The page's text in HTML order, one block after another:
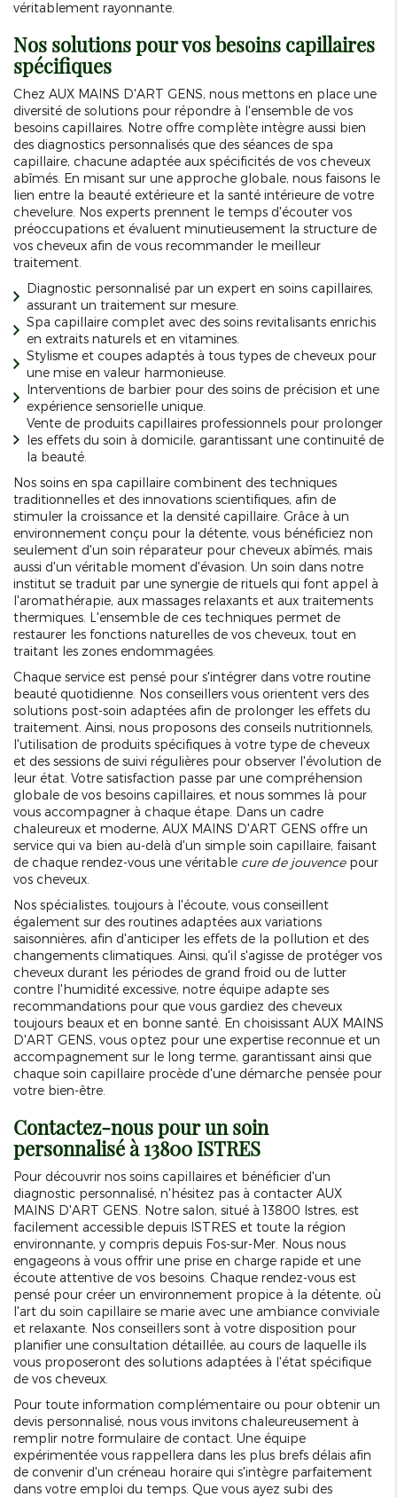
véritablement rayonnante.
Nos solutions pour vos besoins capillaires
spécifiques
Chez AUX MAINS D'ART GENS, nous mettons en place une
diversité de solutions pour répondre à l'ensemble de vos
besoins capillaires. Notre offre complète intègre aussi bien
des diagnostics personnalisés que des séances de spa
capillaire, chacune adaptée aux spécificités de vos cheveux
abîmés. En misant sur une approche globale, nous faisons le
lien entre la beauté extérieure et la santé intérieure de votre
chevelure. Nos experts prennent le temps d'écouter vos
préoccupations et évaluent minutieusement la structure de
vos cheveux afin de vous recommander le meilleur
traitement.
Diagnostic personnalisé par un expert en soins capillaires,
assurant un traitement sur mesure.
Spa capillaire complet avec des soins revitalisants enrichis
en extraits naturels et en vitamines.
Stylisme et coupes adaptés à tous types de cheveux pour
une mise en valeur harmonieuse.
Interventions de barbier pour des soins de précision et une
expérience sensorielle unique.
Vente de produits capillaires professionnels pour prolonger
les effets du soin à domicile, garantissant une continuité de
la beauté.
Nos soins en spa capillaire combinent des techniques
traditionnelles et des innovations scientifiques, afin de
stimuler la croissance et la densité capillaire. Grâce à un
environnement conçu pour la détente, vous bénéficiez non
seulement d'un soin réparateur pour cheveux abîmés, mais
aussi d'un véritable moment d'évasion. Un soin dans notre
institut se traduit par une synergie de rituels qui font appel à
l'aromathérapie, aux massages relaxants et aux traitements
thermiques. L'ensemble de ces techniques permet de
restaurer les fonctions naturelles de vos cheveux, tout en
traitant les zones endommagées.
Chaque service est pensé pour s'intégrer dans votre routine
beauté quotidienne. Nos conseillers vous orientent vers des
solutions post-soin adaptées afin de prolonger les effets du
traitement. Ainsi, nous proposons des conseils nutritionnels,
l'utilisation de produits spécifiques à votre type de cheveux
et des sessions de suivi régulières pour observer l'évolution de
leur état. Votre satisfaction passe par une compréhension
globale de vos besoins capillaires, et nous sommes là pour
vous accompagner à chaque étape. Dans un cadre
chaleureux et moderne, AUX MAINS D'ART GENS offre un
service qui va bien au-delà d'un simple soin capillaire, faisant
de chaque rendez-vous une véritable cure de jouvencepour
vos cheveux.
Nos spécialistes, toujours à l'écoute, vous conseillent
également sur des routines adaptées aux variations
saisonnières, afin d'anticiper les effets de la pollution et des
changements climatiques. Ainsi, qu'il s'agisse de protéger vos
cheveux durant les périodes de grand froid ou de lutter
contre l'humidité excessive, notre équipe adapte ses
recommandations pour que vous gardiez des cheveux
toujours beaux et en bonne santé. En choisissant AUX MAINS
D'ART GENS, vous optez pour une expertise reconnue et un
accompagnement sur le long terme, garantissant ainsi que
chaque soin capillaire procède d'une démarche pensée pour
votre bien-être.
Contactez-nous pour un soin
personnalisé à 13800 ISTRES
Pour découvrir nos soins capillaires et bénéficier d'un
diagnostic personnalisé, n'hésitez pas à contacter AUX
MAINS D'ART GENS. Notre salon, situé à 13800 Istres, est
facilement accessible depuis ISTRES et toute la région
environnante, y compris depuis Fos-sur-Mer. Nous nous
engageons à vous offrir une prise en charge rapide et une
écoute attentive de vos besoins. Chaque rendez-vous est
pensé pour créer un environnement propice à la détente, où
l'art du soin capillaire se marie avec une ambiance conviviale
et relaxante. Nos conseillers sont à votre disposition pour
planifier une consultation détaillée, au cours de laquelle ils
vous proposeront des solutions adaptées à l'état spécifique
de vos cheveux.
Pour toute information complémentaire ou pour obtenir un
devis personnalisé, nous vous invitons chaleureusement à
remplir notre formulaire de contact. Une équipe
expérimentée vous rappellera dans les plus brefs délais afin
de convenir d'un créneau horaire qui s'intègre parfaitement
dans votre emploi du temps. Que vous ayez subi des